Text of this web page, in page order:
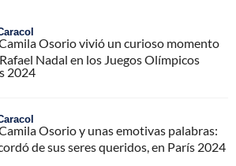
Osorio vivió un curioso momento
Nadal en los Juegos Olímpicos
2024
Osorio y unas emotivas palabras:
de sus seres queridos, en París 2024